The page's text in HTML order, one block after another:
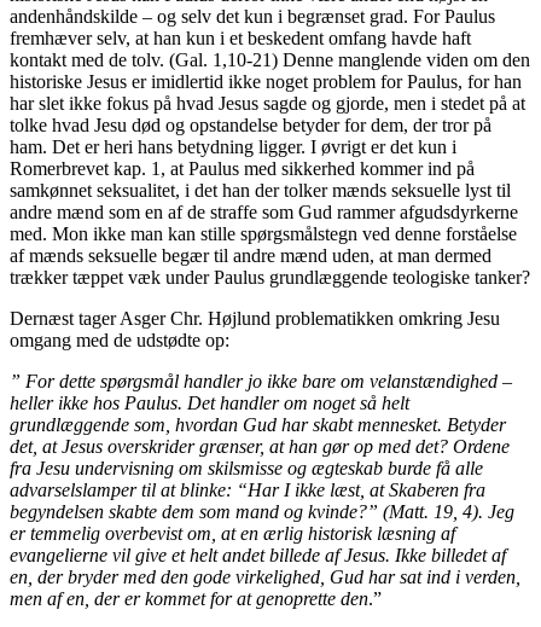
andenhåndskilde – og selv det kun i begrænset grad. For Paulus
fremhæver selv, at han kun i et beskedent omfang havde haft
kontakt med de tolv. (Gal. 1,10-21) Denne manglende viden om den
historiske Jesus er imidlertid ikke noget problem for Paulus, for han
har slet ikke fokus på hvad Jesus sagde og gjorde, men i stedet på at
tolke hvad Jesu død og opstandelse betyder for dem, der tror på
ham. Det er heri hans betydning ligger. I øvrigt er det kun i
Romerbrevet kap. 1, at Paulus med sikkerhed kommer ind på
samkønnet seksualitet, i det han der tolker mænds seksuelle lyst til
andre mænd som en af de straffe som Gud rammer afgudsdyrkerne
med. Mon ikke man kan stille spørgsmålstegn ved denne forståelse
af mænds seksuelle begær til andre mænd uden, at man dermed
trækker tæppet væk under Paulus grundlæggende teologiske tanker?
Dernæst tager Asger Chr. Højlund problematikken omkring Jesu
omgang med de udstødte op:
” For dette spørgsmål handler jo ikke bare om velanstændighed –
heller ikke hos Paulus. Det handler om noget så helt
grundlæggende som, hvordan Gud har skabt mennesket. Betyder
det, at Jesus overskrider grænser, at han gør op med det? Ordene
fra Jesu undervisning om skilsmisse og ægteskab burde få alle
advarselslamper til at blinke: “Har I ikke læst, at Skaberen fra
begyndelsen skabte dem som mand og kvinde?” (Matt. 19, 4). Jeg
er temmelig overbevist om, at en ærlig historisk læsning af
evangelierne vil give et helt andet billede af Jesus. Ikke billedet af
en, der bryder med den gode virkelighed, Gud har sat ind i verden,
men af en, der er kommet for at genoprette den.”